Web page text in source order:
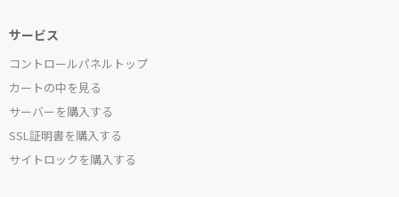
サービス
コントロールパネルトップ
カートの中を見る
サーバーを購入する
SSL証明書を購入する
サイトロックを購入する